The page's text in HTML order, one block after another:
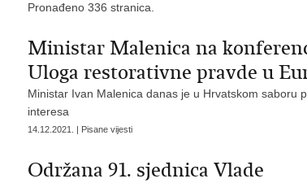
Pronađeno 336 stranica.
Ministar Malenica na
Uloga restorativne pravde u
Ministar Ivan Malenica danas je u Hrvatskom saboru
interesa
14.12.2021. | Pisane vijesti
Održana 91. sjednica Vlade